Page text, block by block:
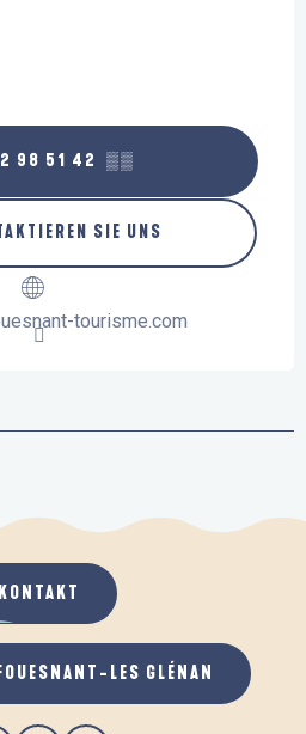
98 51 42 ▒▒
SIE UNS
tourisme.com
KONTAKT
LES GLÉNAN